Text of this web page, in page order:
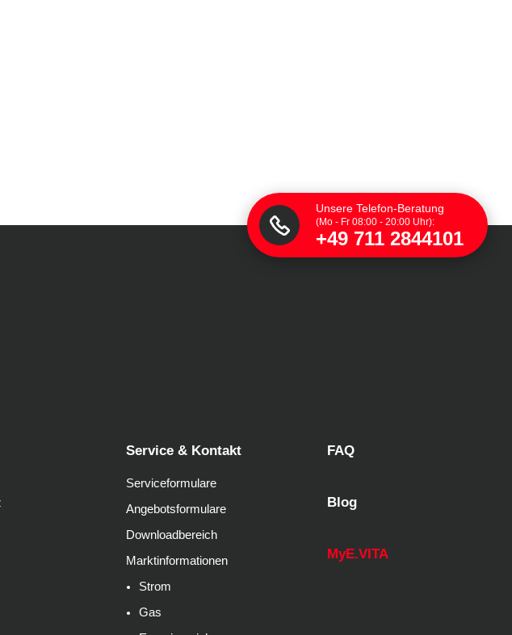
Service & Kontakt
Serviceformulare
Angebotsformulare
Downloadbereich
Marktinformationen
Strom
Gas
FAQ
Blog
MyE.VITA
Unsere Telefon-Beratung
(Mo - Fr 08:00 - 20:00 Uhr):
+49 711 2844101